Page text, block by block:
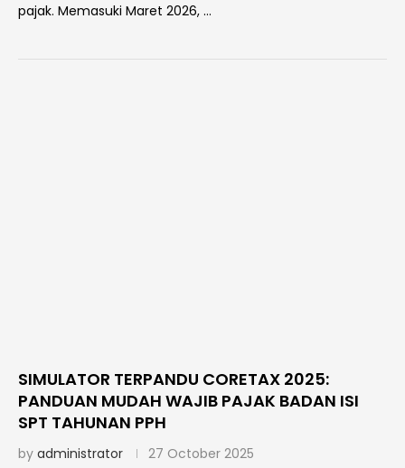
pajak. Memasuki Maret 2026, …
SIMULATOR TERPANDU CORETAX 2025:
PANDUAN MUDAH WAJIB PAJAK BADAN ISI
SPT TAHUNAN PPH
by administrator 27 October 2025